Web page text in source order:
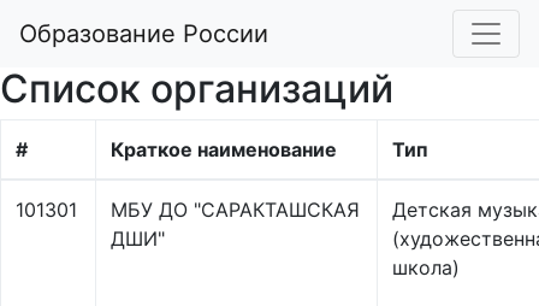
Образование России
Список организаций
# Краткое наименование Тип
101301
МБУ ДО "САРАКТАШСКАЯ
ДШИ"
Детская
школа)